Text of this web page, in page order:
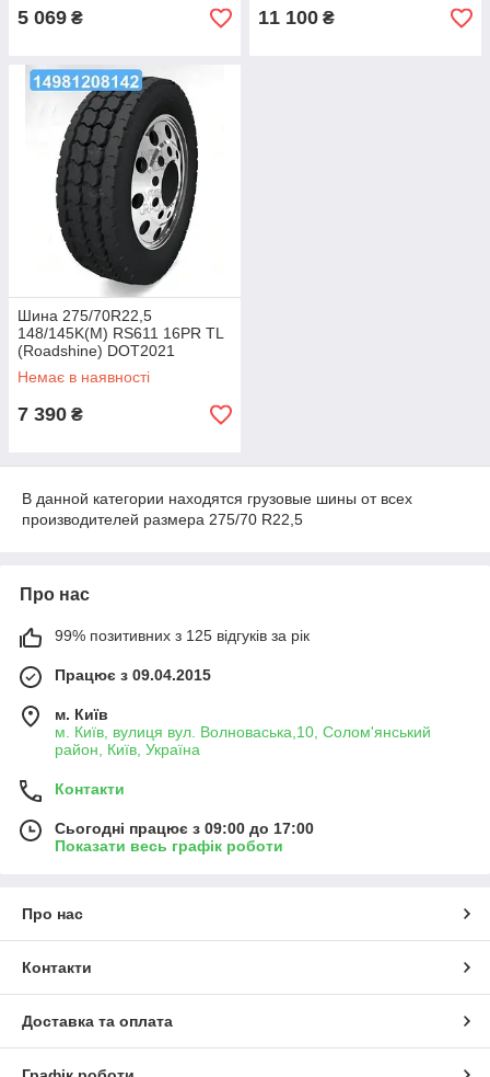
5 069 ₴ 11 100 ₴
Шина 275/70R22,5
148/145K(M) RS611 16PR TL
(Roadshine) DOT2021
27570225RS611
Немає в наявності
7 390 ₴
В данной категории находятся грузовые шины от всех
производителей размера 275/70 R22,5
Про нас
99% позитивних з 125 відгуків за рік
Працює з 09.04.2015
м. Київ
м. Київ, вулиця вул. Волноваська,10, Солом'янський
район, Київ, Україна
Контакти
Сьогодні працює з 09:00 до 17:00
Показати весь графік роботи
Про нас
Контакти
Доставка та оплата